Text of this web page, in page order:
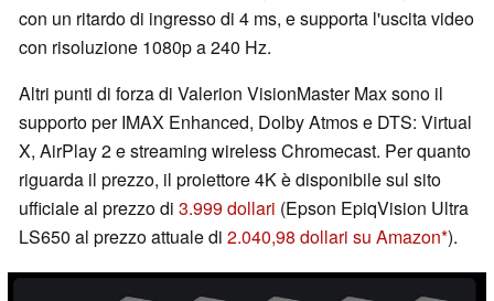
con un ritardo di ingresso di 4 ms, e supporta l'uscita video
con risoluzione 1080p a 240 Hz.
Altri punti di forza di Valerion VisionMaster Max sono il
supporto per IMAX Enhanced, Dolby Atmos e DTS: Virtual
X, AirPlay 2 e streaming wireless Chromecast. Per quanto
riguarda il prezzo, il proiettore 4K è disponibile sul sito
ufficiale al prezzo di 3.999 dollari (Epson EpiqVision Ultra
LS650 al prezzo attuale di 2.040,98 dollari su Amazon ).